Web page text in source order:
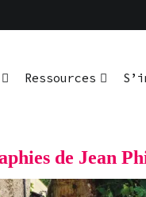
Ressources
de Jean